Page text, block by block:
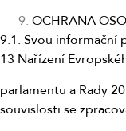
OCHRANA
9.1. Svou informační
13 Nařízení
parlamentu a Rady
souvislosti se